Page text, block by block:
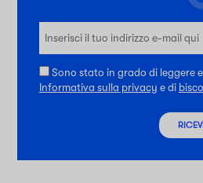
Sono stato in grado di leggere
Informativa sulla privacy e di